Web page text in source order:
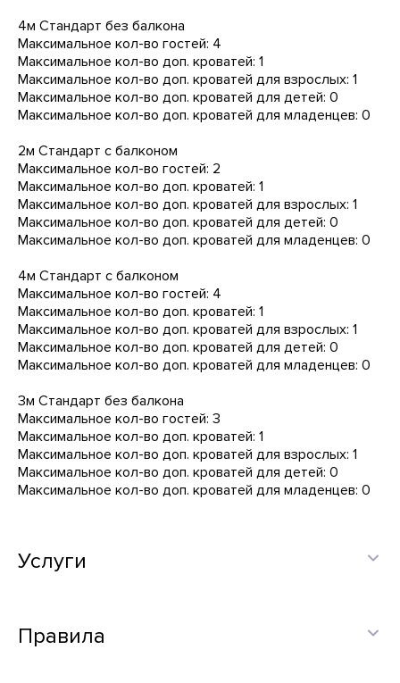
4м Стандарт без балкона
Максимальное кол-во гостей: 4
Максимальное кол-во доп. кроватей: 1
Максимальное кол-во доп. кроватей для взрослых: 1
Максимальное кол-во доп. кроватей для детей: 0
Максимальное кол-во доп. кроватей для младенцев: 0
2м Стандарт с балконом
Максимальное кол-во гостей: 2
Максимальное кол-во доп. кроватей: 1
Максимальное кол-во доп. кроватей для взрослых: 1
Максимальное кол-во доп. кроватей для детей: 0
Максимальное кол-во доп. кроватей для младенцев: 0
4м Стандарт с балконом
Максимальное кол-во гостей: 4
Максимальное кол-во доп. кроватей: 1
Максимальное кол-во доп. кроватей для взрослых: 1
Максимальное кол-во доп. кроватей для детей: 0
Максимальное кол-во доп. кроватей для младенцев: 0
3м Стандарт без балкона
Максимальное кол-во гостей: 3
Максимальное кол-во доп. кроватей: 1
Максимальное кол-во доп. кроватей для взрослых: 1
Максимальное кол-во доп. кроватей для детей: 0
Максимальное кол-во доп. кроватей для младенцев: 0
Услуги
Правила